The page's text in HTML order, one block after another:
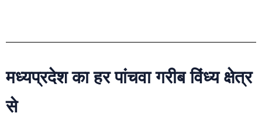
मध्यप्रदेश का हर पांचवा गरीब विंध्य क्षेत्र
से